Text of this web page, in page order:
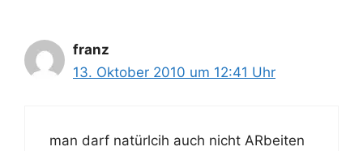
franz
13. Oktober 2010 um 12:41 Uhr
man darf natürlcih auch nicht ARbeiten